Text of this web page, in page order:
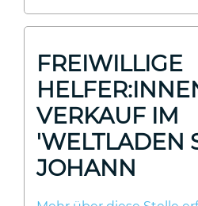
FREIWILLIGE
VERKAUF IM
'WELTLADEN
JOHANN